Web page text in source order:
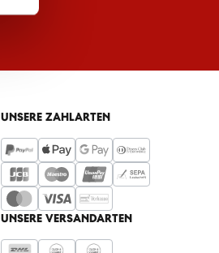
UNSERE ZAHLARTEN
UNSERE VERSANDARTEN